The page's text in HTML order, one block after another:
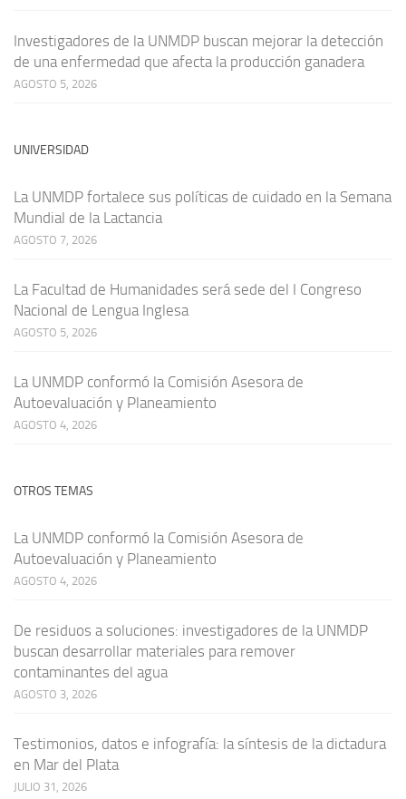
Investigadores de la UNMDP buscan mejorar la detección
de una enfermedad que afecta la producción ganadera
AGOSTO 5, 2026
UNIVERSIDAD
La UNMDP fortalece sus políticas de cuidado en la Semana
Mundial de la Lactancia
AGOSTO 7, 2026
La Facultad de Humanidades será sede del I Congreso
Nacional de Lengua Inglesa
AGOSTO 5, 2026
La UNMDP conformó la Comisión Asesora de
Autoevaluación y Planeamiento
AGOSTO 4, 2026
OTROS TEMAS
La UNMDP conformó la Comisión Asesora de
Autoevaluación y Planeamiento
AGOSTO 4, 2026
De residuos a soluciones: investigadores de la UNMDP
buscan desarrollar materiales para remover
contaminantes del agua
AGOSTO 3, 2026
Testimonios, datos e infografía: la síntesis de la dictadura
en Mar del Plata
JULIO 31, 2026